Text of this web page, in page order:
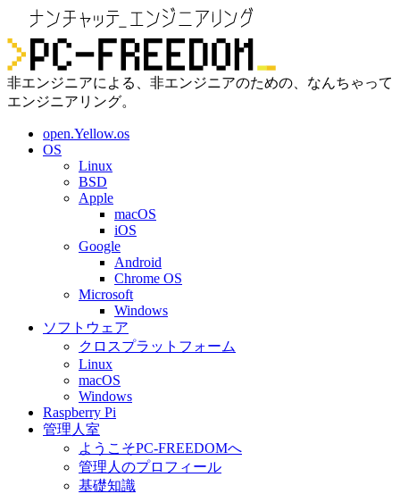
非エンジニアによる、非エンジニアのための、なんちゃって
エンジニアリング。
open.Yellow.os
OS
Linux
BSD
Apple
macOS
iOS
Google
Android
Chrome OS
Microsoft
Windows
ソフトウェア
クロスプラットフォーム
Linux
macOS
Windows
Raspberry Pi
管理人室
ようこそPC-FREEDOMへ
管理人のプロフィール
基礎知識